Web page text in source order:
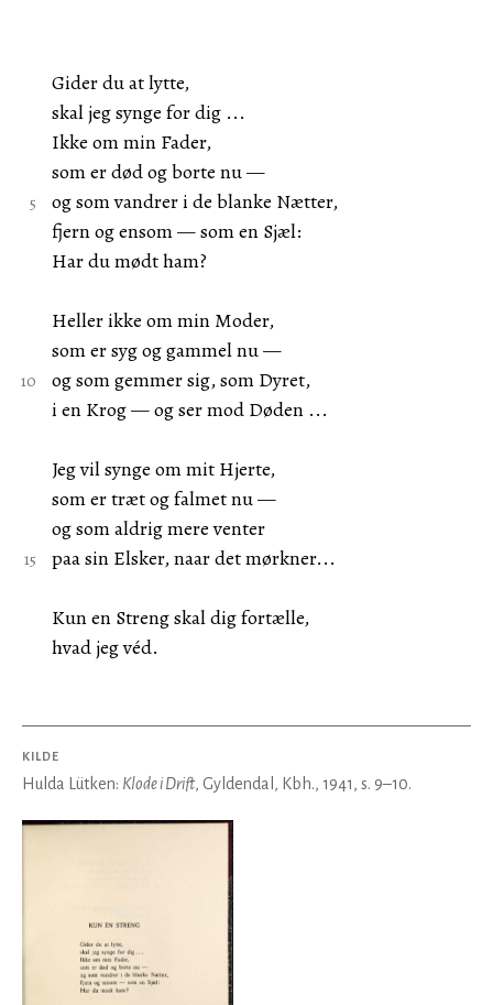
Gider du at lytte,
skal jeg synge for dig ...
Ikke om min Fader,
som er død og borte nu —
og som vandrer i de blanke Nætter,
fjern og ensom — som en Sjæl:
Har du mødt ham?
Heller ikke om min Moder,
som er syg og gammel nu —
og som gemmer sig, som Dyret,
i en Krog — og ser mod Døden ...
Jeg vil synge om mit Hjerte,
som er træt og falmet nu —
og som aldrig mere venter
paa sin Elsker, naar det mørkner...
Kun en Streng skal dig fortælle,
hvad jeg véd.
KILDE
Hulda Lütken: Klode i Drift, Gyldendal, Kbh., 1941, s. 9–10.